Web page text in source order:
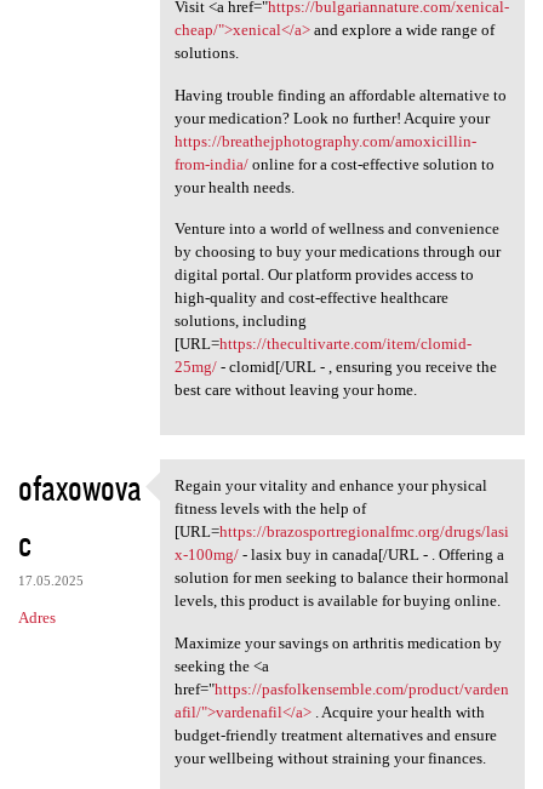
Visit <a href="https://bulgariannature.com/xenical-
cheap/">xenical</a>and explore a wide range of
solutions.
Having trouble finding an affordable alternative to
your medication? Look no further! Acquire your
https://breathejphotography.com/amoxicillin-
from-india/online for a cost-effective solution to
your health needs.
Venture into a world of wellness and convenience
by choosing to buy your medications through our
digital portal. Our platform provides access to
high-quality and cost-effective healthcare
solutions, including
[URL=https://thecultivarte.com/item/clomid-
25mg/- clomid[/URL - , ensuring you receive the
best care without leaving your home.
ofaxowova
c
17.05.2025
Adres
Regain your vitality and
Regain your vitality and enhance your physical
fitness levels with the help of
[URL=https://brazosportregionalfmc.org/drugs/lasi
x-100mg/- lasix buy in canada[/URL - . Offering a
solution for men seeking to balance their hormonal
levels, this product is available for buying online.
Maximize your savings on arthritis medication by
seeking the <a
href="https://pasfolkensemble.com/product/varden
afil/">vardenafil</a>. Acquire your health with
budget-friendly treatment alternatives and ensure
your wellbeing without straining your finances.